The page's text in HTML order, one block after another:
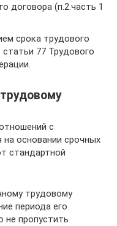
договора (п.2.часть 1
срока трудового
77 Трудового
с
основании срочных
стандартной
трудовому
периода его
не пропустить